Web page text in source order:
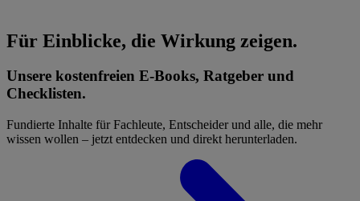
Für Einblicke, die Wirkung zeigen.
Unsere kostenfreien E-Books, Ratgeber und
Checklisten.
Fundierte Inhalte für Fachleute, Entscheider und alle, die mehr
wissen wollen – jetzt entdecken und direkt herunterladen.